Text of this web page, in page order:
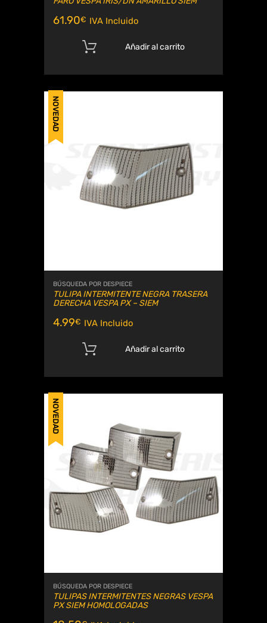
61.90€ IVA Incluido
Añadir al carrito
NOVEDAD
BÚSQUEDA POR DESPIECE
TULIPA INTERMITENTE NEGRA TRASERA
DERECHA VESPA PX – SIEM
4.99€ IVA Incluido
Añadir al carrito
NOVEDAD
BÚSQUEDA POR DESPIECE
TULIPAS INTERMITENTES NEGRAS VESPA
PX SIEM HOMOLOGADAS